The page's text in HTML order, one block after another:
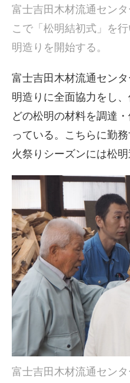
富士吉田木材流通セン
こで「松明結初式」を
明造りを開始する。
富士吉田木材流通セン
明造りに全面協力をし
どの松明の材料を調達
っている。こちらに勤
火祭りシーズンには松
富士吉田木材流通セン